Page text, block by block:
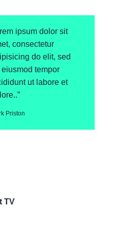
ipsum dolor sit
consectetur
do elit, sed
eiusmod tempor
ut labore et
Priston
TV